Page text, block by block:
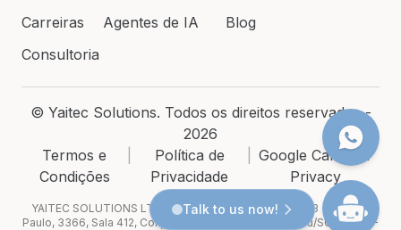
Carreiras
Consultoria
Agentes de IA
Blog
© Yaitec Solutions. Todos os direitos reservados -
2026
Termos e
Condições
Política de
Privacidade
Google Calendar
Privacy
YAITEC SOLUTIONS LTDA · CNPJ 54.200.686/0001-93 · Rua São
Paulo, 3366, Sala 412, Conj. V, Itoupava Seca, Blumenau/SC, 89030-
Talk to us now!